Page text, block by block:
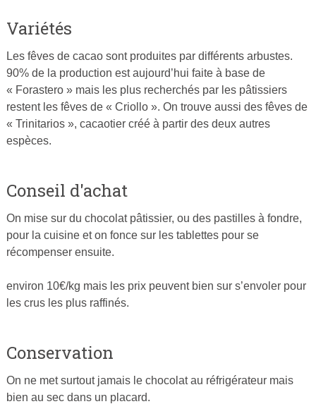
Variétés
Les fêves de cacao sont produites par différents arbustes.
90% de la production est aujourd’hui faite à base de
« Forastero » mais les plus recherchés par les pâtissiers
restent les fêves de « Criollo ». On trouve aussi des fêves de
« Trinitarios », cacaotier créé à partir des deux autres
espèces.
Conseil d'achat
On mise sur du chocolat pâtissier, ou des pastilles à fondre,
pour la cuisine et on fonce sur les tablettes pour se
récompenser ensuite.
environ 10€/kg mais les prix peuvent bien sur s’envoler pour
les crus les plus raffinés.
Conservation
On ne met surtout jamais le chocolat au réfrigérateur mais
bien au sec dans un placard.